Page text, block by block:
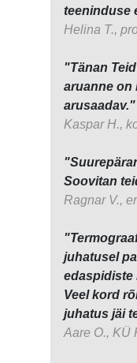
teeninduse
Helina T.,
"Tänan
aruanne on
arusaadav."
Kaspar H.,
Soovitan
Ragnar V.,
juhatusel
edaspidiste
Veel kord
juhatus jäi
Aare O., KÜ